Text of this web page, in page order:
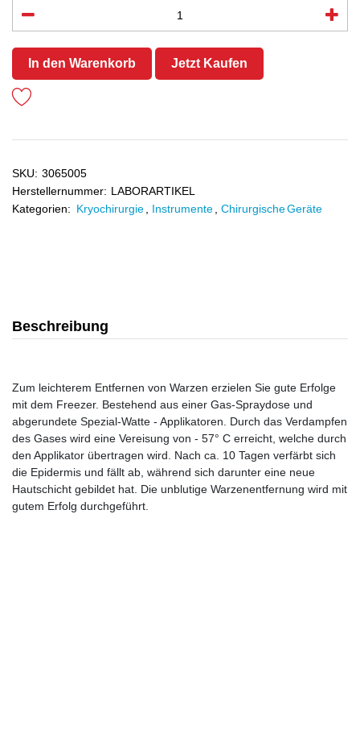
In den Warenkorb Jetzt Kaufen
SKU: 3065005
Herstellernummer: LABORARTIKEL
Kategorien: Kryochirurgie Instrumente Chirurgische Geräte
Beschreibung
Zum leichterem Entfernen von Warzen erzielen Sie gute Erfolge
mit dem Freezer. Bestehend aus einer Gas-Spraydose und
abgerundete Spezial-Watte - Applikatoren. Durch das Verdampfen
des Gases wird eine Vereisung von - 57° C erreicht, welche durch
den Applikator übertragen wird. Nach ca. 10 Tagen verfärbt sich
die Epidermis und fällt ab, während sich darunter eine neue
Hautschicht gebildet hat. Die unblutige Warzenentfernung wird mit
gutem Erfolg durchgeführt.